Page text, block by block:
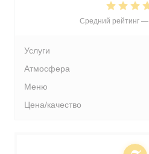
Средний рейтинг —
Услуги
Атмосфера
Меню
Цена/качество